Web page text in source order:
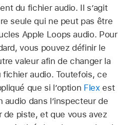
du fichier audio. Il s’agit
seule qui ne peut pas être
Apple Loops audio. Pour
vous pouvez définir le
valeur afin de changer la
audio. Toutefois, ce
que si l’option Flex est
audio dans l’inspecteur de
de piste, et que vous avez